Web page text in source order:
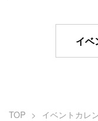
TOP イベントカレ
イベ